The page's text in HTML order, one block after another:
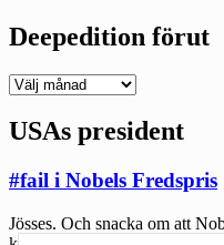
Deepedition förut
Deepedition
USAs president
#fail i Nobels Fredspris
Jösses. Och snacka om att